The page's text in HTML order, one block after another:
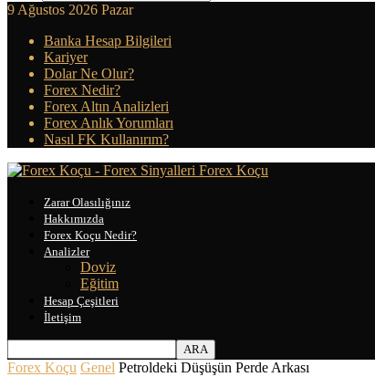
9 Ağustos 2026 Pazar
Banka Hesap Bilgileri
Kariyer
Dolar Ne Olur?
Forex Nedir?
Forex Altın Analizleri
Forex Anlık Yorumları
Nasıl FK Kullanırım?
Forex Koçu
Zarar Olasılığınız
Hakkımızda
Forex Koçu Nedir?
Analizler
Doviz
Eğitim
Hesap Çeşitleri
İletişim
Forex Koçu Genel Petroldeki Düşüşün Perde Arkası